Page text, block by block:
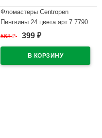
Фломастеры Centropen
Пингвины 24 цвета арт.7 7790
568₽ 399 ₽